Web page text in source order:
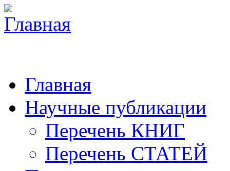
Главная
Научные публикации
Перечень КНИГ
Перечень СТАТЕЙ